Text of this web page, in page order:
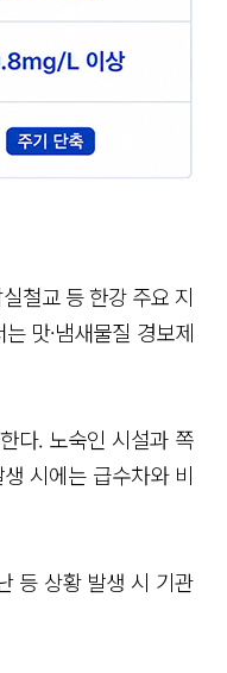
철교 등 한강 주요 지
맛·냄새물질 경보제
다. 노숙인 시설과 쪽
시에는 급수차와 비
등 상황 발생 시 기관